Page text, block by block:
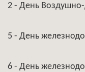
2 - День
5 - День
6 - День